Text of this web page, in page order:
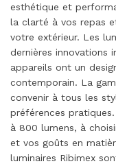
esthétique et
la clarté à vos repas
votre extérieur. Les
dernières innovations
appareils ont un
contemporain. La
convenir à tous les
préférences
à 800 lumens, à
et vos goûts en
luminaires Ribimex